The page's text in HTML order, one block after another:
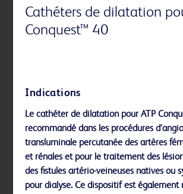
Pression réelle de 8 ATM à 40 ATM –
hautes pressions sans surdilatation du
Extrémité effilée
Références
Veuillez noter que certains produits, services ou
Cathéters de dilatation
Conquest™ 40
Indications
Le cathéter de dilatation pour ATP
recommandé dans les procédures
transluminale percutanée des artères
et rénales et pour le traitement des
des fistules artério-veineuses natives ou
pour dialyse. Ce dispositif est également